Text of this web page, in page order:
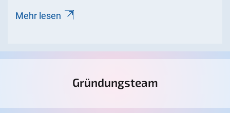
Mehr lesen
Gründungsteam